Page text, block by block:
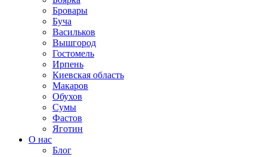
Бровары
Буча
Васильков
Вышгород
Гостомель
Ирпень
Киевская область
Макаров
Обухов
Сумы
Фастов
Яготин
О нас
Блог